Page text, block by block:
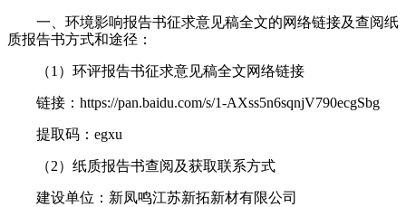
一、 环境影响报告书征求意见稿全文的网络链接及查阅纸
质报告书方式和途径：
（1 ）环评报告书征求意见稿全文网络链接
链接： https://pan.baidu.com/s/1-AXss5n6sqnjV790ecgSbg
提取码： egxu
（2）纸质报告书查阅及获取联系方式
建设单位 ： 新凤鸣江苏新拓新材有限公司